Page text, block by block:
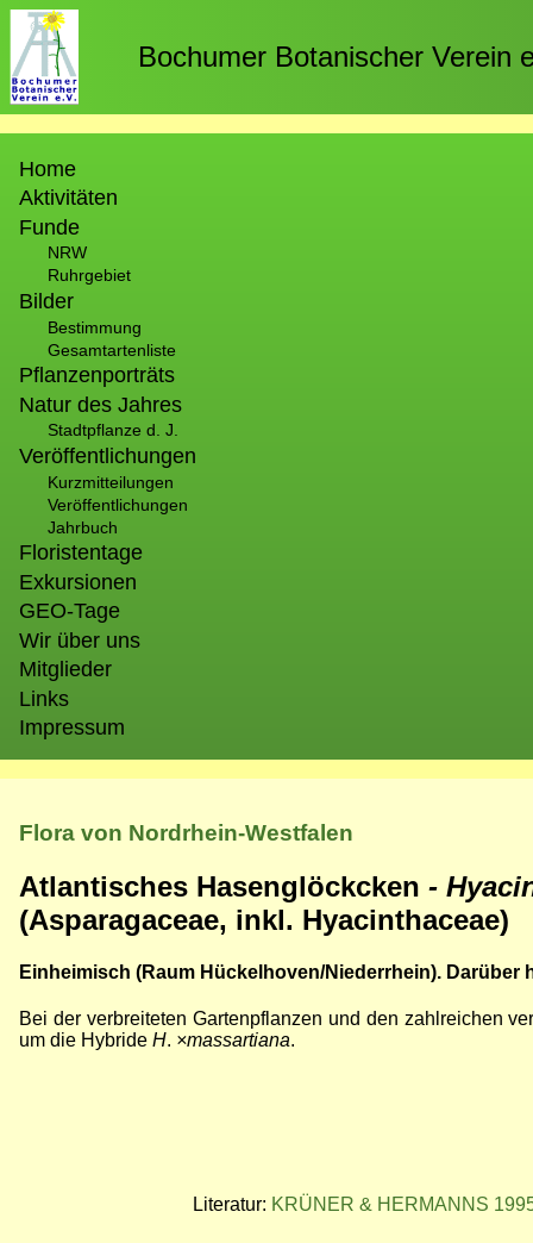
Direkt
zum
Inhalt
Bochumer Botanischer Verein
Home
Aktivitäten
Funde
NRW
Ruhrgebiet
Bilder
Bestimmung
Gesamtartenliste
Pflanzenporträts
Natur des Jahres
Stadtpflanze d. J.
Veröffentlichungen
Kurzmitteilungen
Veröffentlichungen
Jahrbuch
Floristentage
Exkursionen
GEO-Tage
Wir über uns
Mitglieder
Links
Impressum
Flora von Nordrhein-Westfalen
Atlantisches Hasenglöckcken -
(Asparagaceae, inkl. Hyacinthaceae)
Einheimisch (Raum Hückelhoven/Niederrhein).
Bei der verbreiteten Gartenpflanzen und den zahlreichen
um die Hybride H. ×massartiana.
Literatur: KRÜNER & HERMANNS